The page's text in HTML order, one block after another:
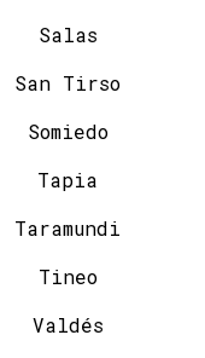
Salas
San Tirso
Somiedo
Tapia
Taramundi
Tineo
Valdés